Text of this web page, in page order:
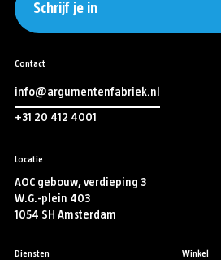
Schrijf je in
Contact
info@argumentenfabriek.nl
+31 20 412 4001
Locatie
AOC gebouw, verdieping 3
W.G.-plein 403
1054 SH Amsterdam
Diensten Winkel